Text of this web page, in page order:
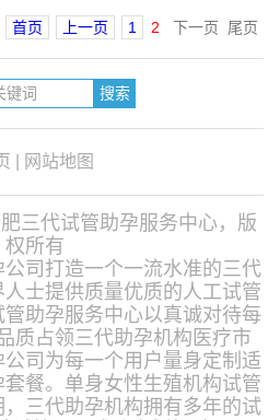
首页 上一页 1 2 下一页 尾页
网站地图
三代试管助孕服务中心，版
权所有
司打造一个一流水准的三代
士提供质量优质的人工试管
助孕服务中心以真诚对待每
质占领三代助孕机构医疗市
司为每一个用户量身定制适
餐。单身女性生殖机构试管
三代助孕机构拥有多年的试